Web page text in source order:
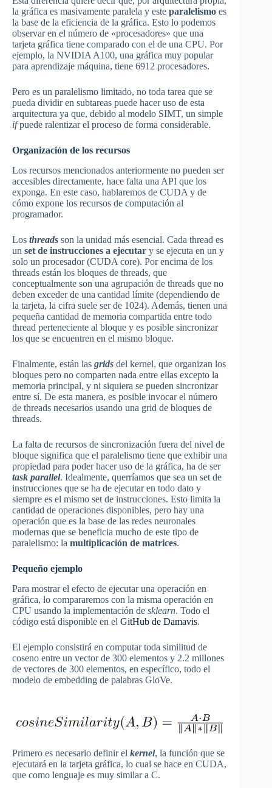
la gráfica es masivamente paralela y este paralelismo es
la base de la eficiencia de la gráfica. Esto lo podemos
observar en el número de «procesadores» que una
tarjeta gráfica tiene comparado con el de una CPU. Por
ejemplo, la NVIDIA A100, una gráfica muy popular
para aprendizaje máquina, tiene 6912 procesadores.
Pero es un paralelismo limitado, no toda tarea que se
pueda dividir en subtareas puede hacer uso de esta
arquitectura ya que, debido al modelo SIMT, un simple
ifpuede ralentizar el proceso de forma considerable.
Organización de los recursos
Los recursos mencionados anteriormente no pueden ser
accesibles directamente, hace falta una API que los
exponga. En este caso, hablaremos de CUDA y de
cómo expone los recursos de computación al
programador.
Los threads son la unidad más esencial. Cada thread es
un set de instrucciones a ejecutar y se ejecuta en un y
solo un procesador (CUDA core). Por encima de los
threads están los bloques de threads, que
conceptualmente son una agrupación de threads que no
deben exceder de una cantidad límite (dependiendo de
la tarjeta, la cifra suele ser de 1024). Además, tienen una
pequeña cantidad de memoria compartida entre todo
thread perteneciente al bloque y es posible sincronizar
los que se encuentren en el mismo bloque.
Finalmente, están las grids del kernel, que organizan los
bloques pero no comparten nada entre ellas excepto la
memoria principal, y ni siquiera se pueden sincronizar
entre sí. De esta manera, es posible invocar el número
de threads necesarios usando una grid de bloques de
threads.
La falta de recursos de sincronización fuera del nivel de
bloque significa que el paralelismo tiene que exhibir una
propiedad para poder hacer uso de la gráfica, ha de ser
task parallel. Idealmente, querríamos que sea un set de
instrucciones que se ha de ejecutar en todo dato y
siempre es el mismo set de instrucciones. Esto limita la
cantidad de operaciones disponibles, pero hay una
operación que es la base de las redes neuronales
modernas que se beneficia mucho de este tipo de
paralelismo: la multiplicación de matrices.
Pequeño ejemplo
Para mostrar el efecto de ejecutar una operación en
gráfica, lo compararemos con la misma operación en
CPU usando la implementación de sklearn. Todo el
código está disponible en el GitHub de Damavis.
El ejemplo consistirá en computar toda similitud de
coseno entre un vector de 300 elementos y 2.2 millones
de vectores de 300 elementos, en específico, todo el
modelo de embedding de palabras GloVe.
Primero es necesario definir el kernel, la función que se
ejecutará en la tarjeta gráfica, lo cual se hace en CUDA,
que como lenguaje es muy similar a C.